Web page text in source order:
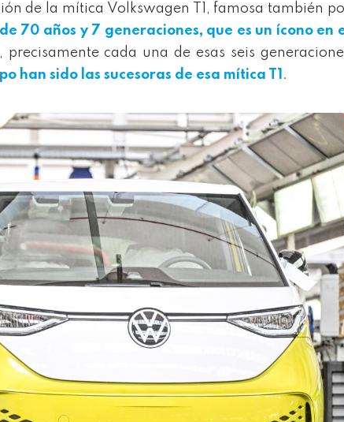
de la mítica Volkswagen T1, famosa también
70 años y 7 generaciones, que es un ícono en
precisamente cada una de esas seis
han sido las sucesoras de esa mítica T1 .